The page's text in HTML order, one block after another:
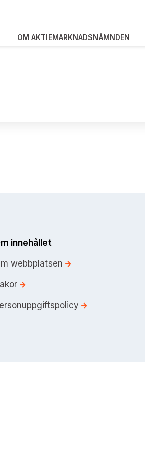
OM AKTIEMARKNADSNÄMNDEN
innehållet
webbplatsen